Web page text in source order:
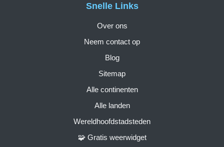
Snelle Links
Over ons
Neem contact op
Blog
Sitemap
Alle continenten
Alle landen
Wereldhoofdstadsteden
🧩 Gratis weerwidget